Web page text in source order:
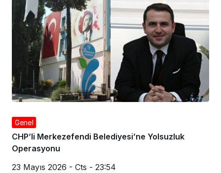
Genel
CHP’li Merkezefendi Belediyesi’ne Yolsuzluk
Operasyonu
23 Mayıs 2026 - Cts - 23:54